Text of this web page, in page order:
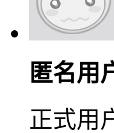
匿名用
正式用